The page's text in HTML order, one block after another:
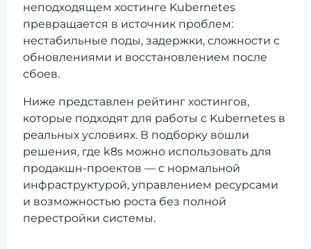
неподходящем хостинге Kubernetes
превращается в источник проблем:
нестабильные поды, задержки, сложности с
обновлениями и восстановлением после
сбоев.
Ниже представлен рейтинг хостингов,
которые подходят для работы с Kubernetes в
реальных условиях. В подборку вошли
решения, где k8s можно использовать для
продакшн-проектов — с нормальной
инфраструктурой, управлением ресурсами
и возможностью роста без полной
перестройки системы.